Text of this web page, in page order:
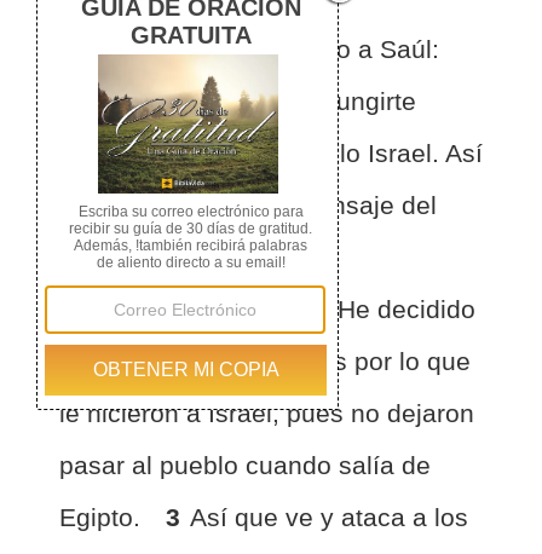
Un día Samuel le dijo a Saúl:
«El SEÑOR me envió a ungirte
como rey sobre su pueblo Israel. Así
que pon atención al mensaje del
SEÑOR.
2 Así dice el
SEÑORTodopoderoso: “He decidido
castigar a los amalecitas por lo que
le hicieron a Israel, pues no dejaron
pasar al pueblo cuando salía de
Egipto.
3 Así que ve y ataca a los